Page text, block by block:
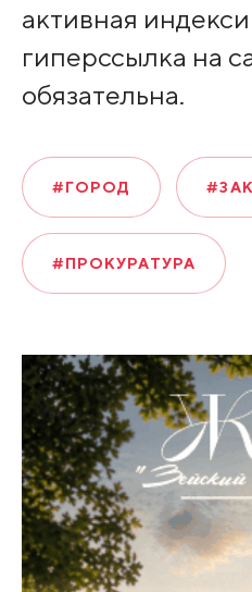
активная
гиперссылка на
обязательна.
#ГОРОД
#ПРОКУРАТУРА